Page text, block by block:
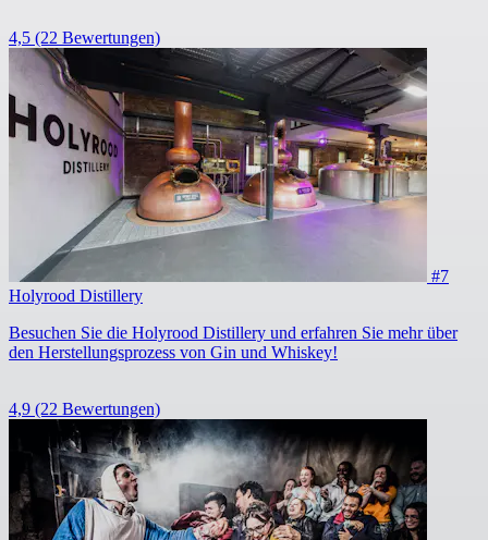
4,5 (22 Bewertungen)
#7
Holyrood Distillery
Besuchen Sie die Holyrood Distillery und erfahren Sie mehr über
den Herstellungsprozess von Gin und Whiskey!
4,9 (22 Bewertungen)